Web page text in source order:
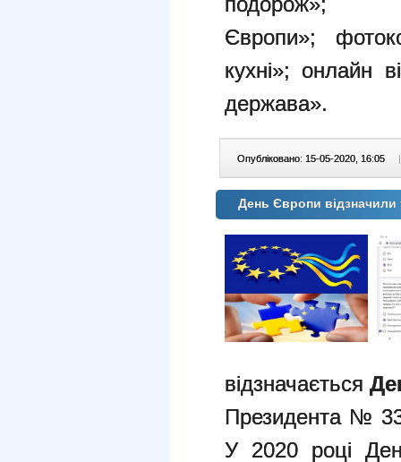
Європи»;
кухні»; онлайн
держава».
Опубліковано: 15-05-2020, 16:05 |
День Європи
відзначається
Президента №
У 2020 році